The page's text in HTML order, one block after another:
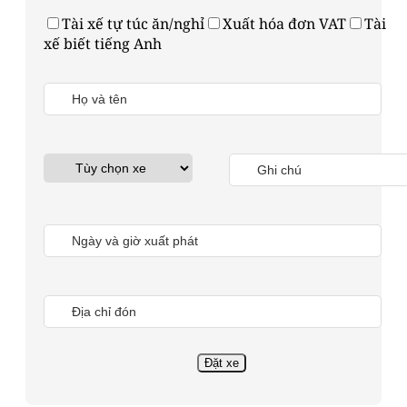
Tài xế tự túc ăn/nghỉ
Xuất hóa đơn VAT
Tài
xế biết tiếng Anh